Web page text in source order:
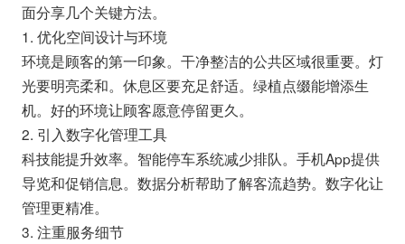
面分享几个关键方法。
1. 优化空间设计与环境
环境是顾客的第一印象。干净整洁的公共区域很重要。灯
光要明亮柔和。休息区要充足舒适。绿植点缀能增添生
机。好的环境让顾客愿意停留更久。
2. 引入数字化管理工具
科技能提升效率。智能停车系统减少排队。手机App提供
导览和促销信息。数据分析帮助了解客流趋势。数字化让
管理更精准。
3. 注重服务细节